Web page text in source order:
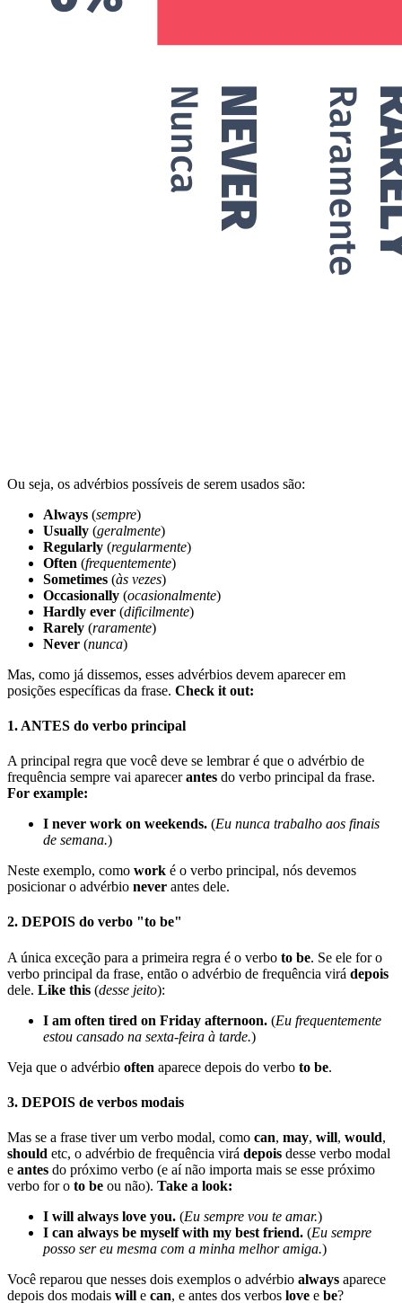
Ou seja, os advérbios possíveis de serem usados são:
Always (sempre)
Usually (geralmente)
Regularly (regularmente)
Often (frequentemente)
Sometimes (às vezes)
Occasionally (ocasionalmente)
Hardly ever (dificilmente)
Rarely (raramente)
Never (nunca)
Mas, como já dissemos, esses advérbios devem aparecer em
posições específicas da frase. Check it out:
1. ANTES do verbo principal
A principal regra que você deve se lembrar é que o advérbio de
frequência sempre vai aparecerantes do verbo principal da frase.
For example:
I never work on weekends. (Eu nunca trabalho aos finais
de semana.)
Neste exemplo, como work é o verbo principal, nós devemos
posicionar o advérbio never antes dele.
2. DEPOIS do verbo "to be"
A única exceção para a primeira regra é o verbo to be. Se ele for o
verbo principal da frase, então o advérbio de frequência virá depois
dele. Like this (desse jeito):
I am often tired on Friday afternoon. (Eu frequentemente
estou cansado na sexta-feira à tarde.)
Veja que o advérbio often aparece depois do verbo to be.
3. DEPOIS de verbos modais
Mas se a frase tiver um verbo modal, como can, may, will, would,
should etc, o advérbio de frequência virá depois desse verbo modal
e antes do próximo verbo (e aí não importa mais se esse próximo
verbo for o to be ou não). Take a look:
I will always love you. (Eu sempre vou te amar.)
I can always be myself with my best friend. (Eu sempre
posso ser eu mesma com a minha melhor amiga.)
Você reparou que nesses dois exemplos o advérbio always aparece
depois dos modais will e can, e antes dos verbos love e be?